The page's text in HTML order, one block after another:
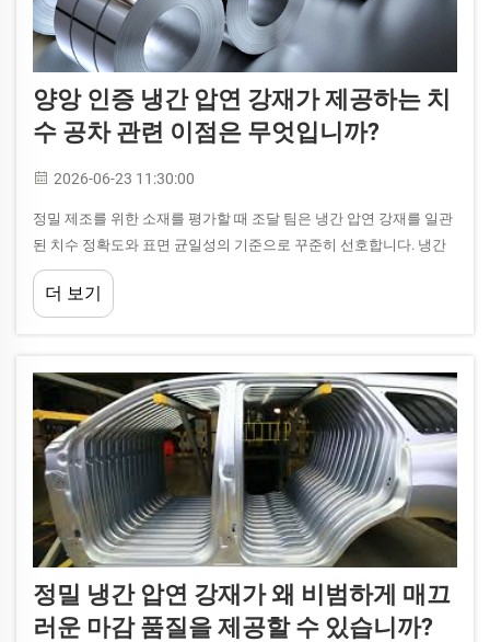
양앙 인증 냉간 압연 강재가 제공하는 치
수 공차 관련 이점은 무엇입니까?
2026-06-23 11:30:00
정밀 제조를 위한 소재를 평가할 때 조달 팀은 냉간 압연 강재를 일관
된 치수 정확도와 표면 균일성의 기준으로 꾸준히 선호합니다. 냉간
압연 강재는 엄격하게 제어된 압연 공정을 통해 제조됩니다...
더 보기
정밀 냉간 압연 강재가 왜 비범하게 매끄
러운 마감 품질을 제공할 수 있습니까?